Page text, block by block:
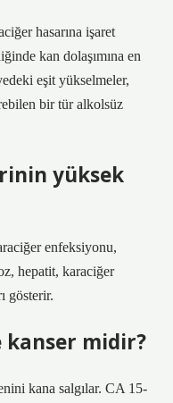
hasarına işaret
kan dolaşımına en
eşit yükselmeler,
bir tür alkolsüz
yüksek
enfeksiyonu,
hepatit, karaciğer
gösterir.
kanser midir?
kana salgılar. CA 15-